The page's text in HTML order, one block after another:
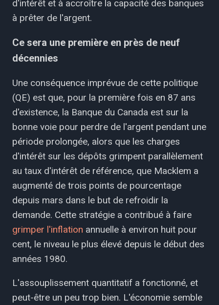
d'intérêt et à accroître la capacité des banques
à prêter de l'argent.
Ce sera une première en près de neuf
décennies
Une conséquence imprévue de cette politique
(QE) est que, pour la première fois en 87 ans
d'existence, la Banque du Canada est sur la
bonne voie pour perdre de l'argent pendant une
période prolongée, alors que les charges
d'intérêt sur les dépôts grimpent parallèlement
au taux d'intérêt de référence, que Macklem a
augmenté de trois points de pourcentage
depuis mars dans le but de refroidir la
demande. Cette stratégie a contribué à faire
grimper l'inflation annuelle à environ huit pour
cent, le niveau le plus élevé depuis le début des
années 1980.
L'assouplissement quantitatif a fonctionné, et
peut-être un peu trop bien. L'économie semble